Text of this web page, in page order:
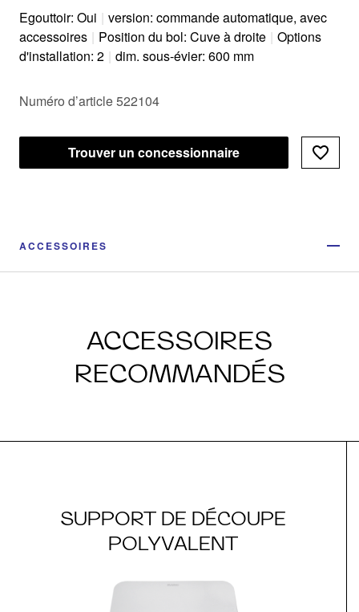
Egouttoir: Oui | version: commande automatique, avec
accessoires | Position du bol: Cuve à droite | Options
d'installation: 2 | dim. sous-évier: 600 mm
Numéro d’article 522104
Trouver un concessionnaire
ACCESSOIRES
ACCESSOIRES
RECOMMANDÉS
SUPPORT DE DÉCOUPE
POLYVALENT